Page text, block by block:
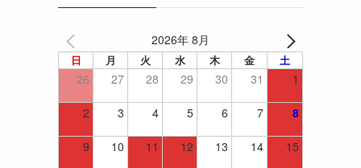
2026年 8月
日 月 火 水 木 金 土
26 27 28 29 30 31 1
2 3 4 5 6 7 8
9 10 11 12 13 14 15